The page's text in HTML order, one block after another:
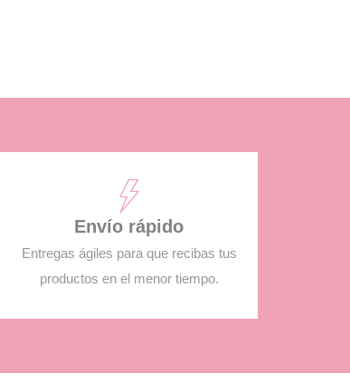
Envío rápido
Entregas ágiles para que recibas tus
productos en el menor tiempo.